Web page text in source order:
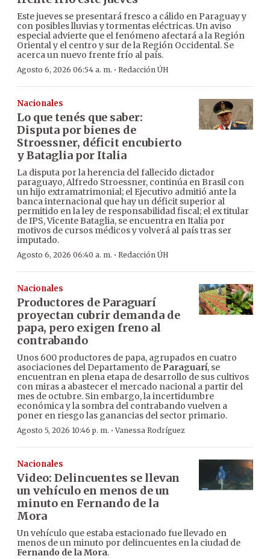
Este jueves se presentará fresco a cálido en Paraguay y
con posibles lluvias y tormentas eléctricas. Un aviso
especial advierte que el fenómeno afectará a la Región
Oriental y el centro y sur de la Región Occidental. Se
acerca un nuevo frente frío al país.
Agosto 6, 2026 06:54 a. m. · Redacción ÚH
Nacionales
Lo que tenés que saber:
Disputa por bienes de
Stroessner, déficit encubierto
y Bataglia por Italia
La disputa por la herencia del fallecido dictador
paraguayo, Alfredo Stroessner, continúa en Brasil con
un hijo extramatrimonial; el Ejecutivo admitió ante la
banca internacional que hay un déficit superior al
permitido en la ley de responsabilidad fiscal; el ex titular
de IPS, Vicente Bataglia, se encuentra en Italia por
motivos de cursos médicos y volverá al país tras ser
imputado.
Agosto 6, 2026 06:40 a. m. · Redacción ÚH
Nacionales
Productores de Paraguarí
proyectan cubrir demanda de
papa, pero exigen freno al
contrabando
Unos 600 productores de papa, agrupados en cuatro
asociaciones del Departamento de Paraguarí, se
encuentran en plena etapa de desarrollo de sus cultivos
con miras a abastecer el mercado nacional a partir del
mes de octubre. Sin embargo, la incertidumbre
económica y la sombra del contrabando vuelven a
poner en riesgo las ganancias del sector primario.
Agosto 5, 2026 10:46 p. m. ·Vanessa Rodríguez
Nacionales
Video: Delincuentes se llevan
un vehículo en menos de un
minuto en Fernando de la
Mora
Un vehículo que estaba estacionado fue llevado en
menos de un minuto por delincuentes en la ciudad de
Fernando de la Mora.